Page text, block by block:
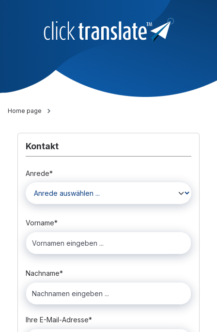
Home page
Kontakt
Anrede*
Vorname*
Nachname*
Ihre E-Mail-Adresse*